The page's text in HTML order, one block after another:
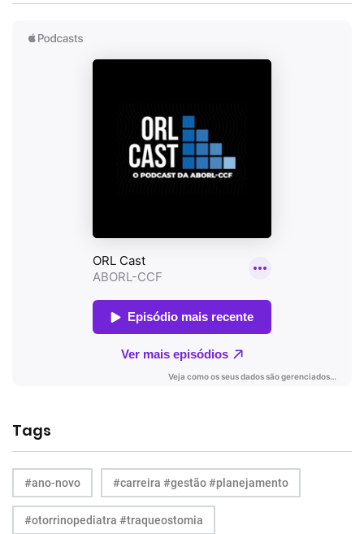
Tags
#ano-novo #carreira #gestão #planejamento
#otorrinopediatra #traqueostomia